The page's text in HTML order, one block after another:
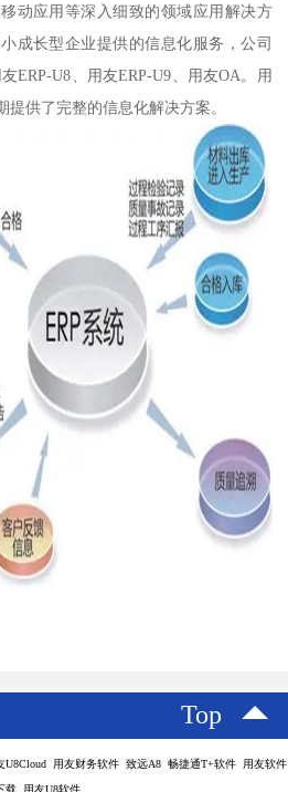
动应用等深入细致的领域应用解决方
成长型企业提供的信息化服务，公司
ERP-U8、用友ERP-U9、用友OA。用
供了完整的信息化解决方案。
Top
U8Cloud 用友财务软件 致远A8 畅捷通T+软件 用友软件
载 用友U8软件